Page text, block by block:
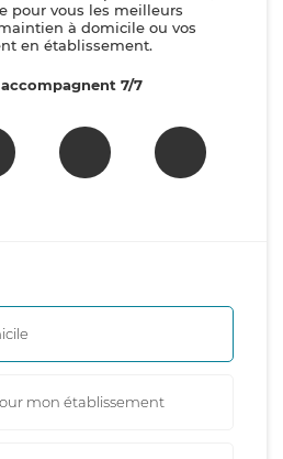
pour vous les meilleurs
à domicile ou vos
en établissement.
7/7
mon établissement